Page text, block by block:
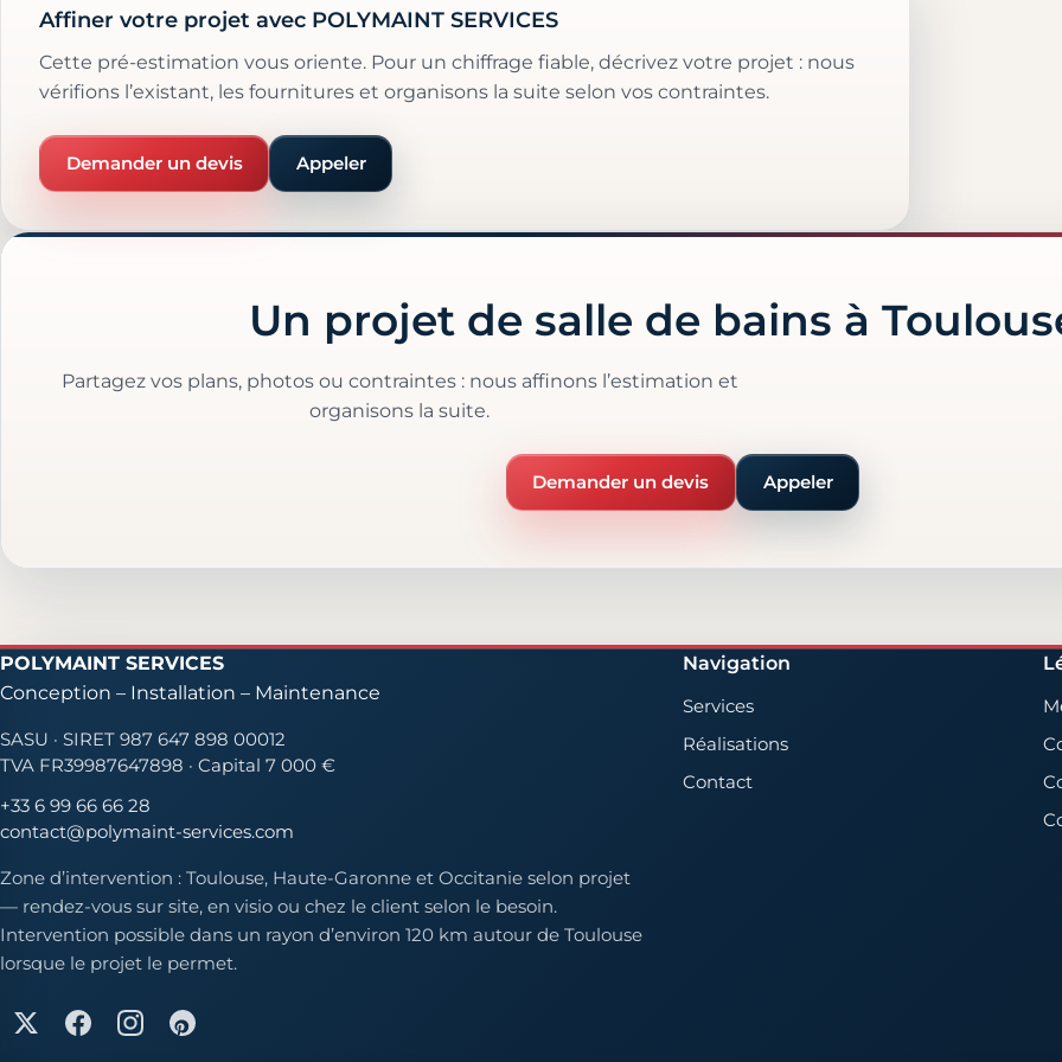
Affiner votre projet avec POLYMAINT SERVICES
Cette pré-estimation vous oriente. Pour un chiffrage fiable, décrivez votre projet : nous
vérifions l’existant, les fournitures et organisons la suite selon vos contraintes.
Demander un devis Appeler
Un projet de salle de bains à
Partagez vos plans, photos ou contraintes : nous affinons l’estimation et
organisons la suite.
Demander un devis Appeler
POLYMAINT SERVICES
Conception – Installation – Maintenance
SASU · SIRET 987 647 898 00012
TVA FR39987647898 · Capital 7 000 €
+33 6 99 66 66 28
contact@polymaint-services.com
Zone d’intervention : Toulouse, Haute-Garonne et Occitanie selon projet
— rendez-vous sur site, en visio ou chez le client selon le besoin.
Intervention possible dans un rayon d’environ 120 km autour de Toulouse
lorsque le projet le permet.
Navigation
Services
Réalisations
Contact